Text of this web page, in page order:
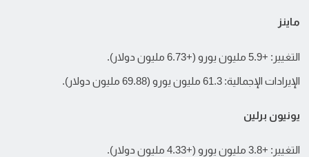
ماينز
التغيير: +5.9 مليون يورو (+6.73 مليون دولار).
الإيرادات الإجمالية: 61.3 مليون يورو (69.88 مليون دولار).
يونيون برلين
التغيير: +3.8 مليون يورو (+4.33 مليون دولار).